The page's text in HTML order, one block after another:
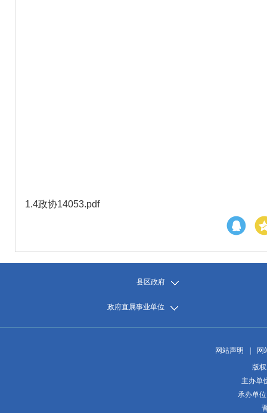
1.4政协14053.pdf
县区政府
政府直属事业单位
网站声明
网
版
主办单
承办单